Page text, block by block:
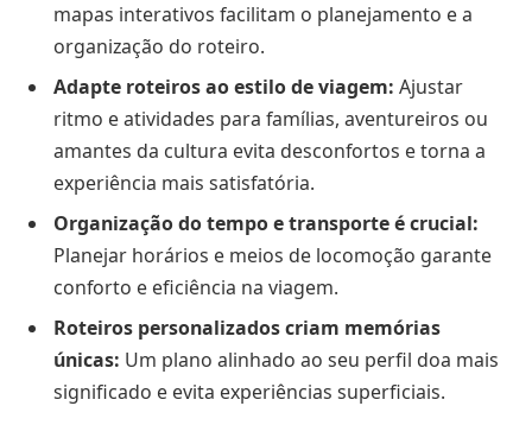
mapas interativos facilitam o planejamento e a
organização do roteiro.
Adapte roteiros ao estilo de viagem: Ajustar
ritmo e atividades para famílias, aventureiros ou
amantes da cultura evita desconfortos e torna a
experiência mais satisfatória.
Organização do tempo e transporte é crucial:
Planejar horários e meios de locomoção garante
conforto e eficiência na viagem.
Roteiros personalizados criam memórias
únicas: Um plano alinhado ao seu perfil doa mais
significado e evita experiências superficiais.